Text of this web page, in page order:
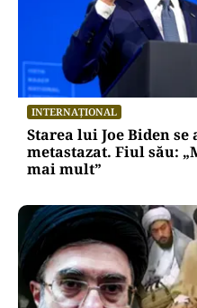
INTERNAȚIONAL
Starea lui Joe Biden
metastazat. Fiul său:
mai mult”